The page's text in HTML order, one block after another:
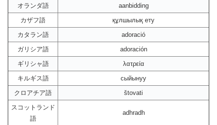
オランダ語
aanbidding
カザフ語
құлшылық ету
カタラン語
adoració
ガリシア語
adoración
ギリシャ語
λατρεία
キルギス語
сыйынуу
クロアチア語
štovati
スコットランド
語
adhradh